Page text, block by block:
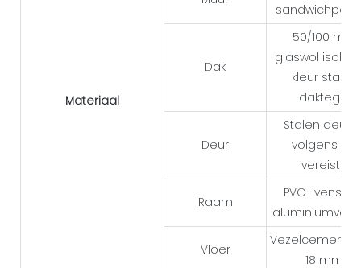
Materiaal
Dak
50/100 mm
glaswol
kleur stalen
daktegel
Deur
Stalen deur
volgens de
vereiste
Raam
PVC -
Vloer
18 mm